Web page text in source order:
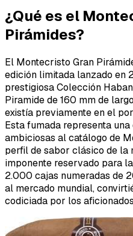
¿Qué es el
Pirámides?
El Montecristo Gran
edición limitada lanzado en
prestigiosa Colección
Piramide de 160 mm de
existía previamente en el
Esta fumada representa
ambiciosas al catálogo de
perfil de sabor clásico de la
imponente reservado para
2.000 cajas numeradas de
al mercado mundial,
codiciada por los